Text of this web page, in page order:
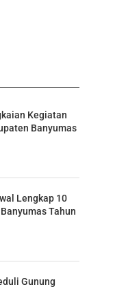
Kegiatan
Banyumas
Lengkap 10
Tahun
Gunung